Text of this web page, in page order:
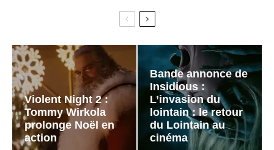
Violent Night 2 :
Tommy Wirkola
prolonge Noël en
action
Bande annonce de
Insidious :
L’invasion du
lointain : le retour
du Lointain au
cinéma